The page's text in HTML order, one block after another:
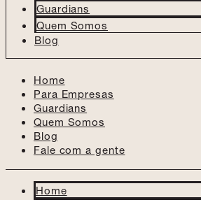
Guardians
Quem Somos
Blog
Home
Para Empresas
Guardians
Quem Somos
Blog
Fale com a gente
Home